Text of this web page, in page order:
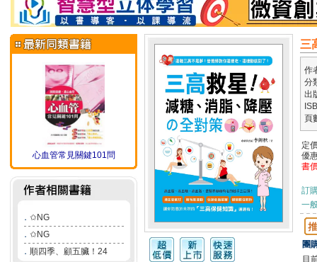
心血管常見關鍵101問
． ✩NG
． ✩NG
． 順四季、顧五臟！24
三
作
分
出
頁
定
優
書
訂
一
團
目